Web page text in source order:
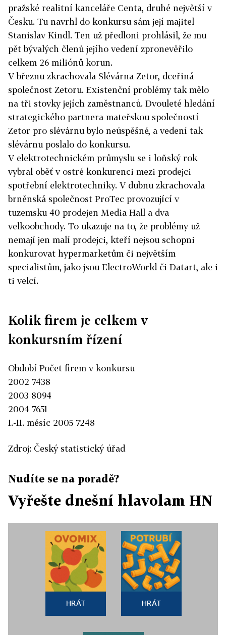
pražské realitní kanceláře Centa, druhé největší v
Česku. Tu navrhl do konkursu sám její majitel
Stanislav Kindl. Ten už předloni prohlásil, že mu
pět bývalých členů jejího vedení zpronevěřilo
celkem 26 miliónů korun.
V březnu zkrachovala Slévárna Zetor, dceřiná
společnost Zetoru. Existenční problémy tak mělo
na tři stovky jejích zaměstnanců. Dvouleté hledání
strategického partnera mateřskou společností
Zetor pro slévárnu bylo neúspěšné, a vedení tak
slévárnu poslalo do konkursu.
V elektrotechnickém průmyslu se i loňský rok
vybral oběť v ostré konkurenci mezi prodejci
spotřební elektrotechniky. V dubnu zkrachovala
brněnská společnost ProTec provozující v
tuzemsku 40 prodejen Media Hall a dva
velkoobchody. To ukazuje na to, že problémy už
nemají jen malí prodejci, kteří nejsou schopni
konkurovat hypermarketům či největším
specialistům, jako jsou ElectroWorld či Datart, ale i
ti velcí.
Kolik firem je celkem v
konkursním řízení
Období Počet firem v konkursu
2002 7438
2003 8094
2004 7651
1.-11. měsíc 2005 7248
Zdroj: Český statistický úřad
Nudíte se na poradě?
Vyřešte dnešní hlavolam HN
HRÁT HRÁT